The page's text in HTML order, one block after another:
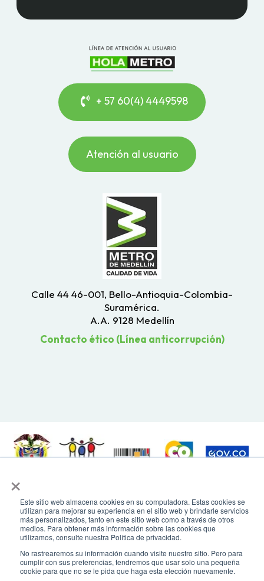
×
Este sitio web almacena cookies en su computadora. Estas cookies se
utilizan para mejorar su experiencia en el sitio web y brindarle servicios
más personalizados, tanto en este sitio web como a través de otros
medios. Para obtener más información sobre las cookies que
utilizamos, consulte nuestra Política de privacidad.
No rastrearemos su información cuando visite nuestro sitio. Pero para
cumplir con sus preferencias, tendremos que usar solo una pequeña
cookie para que no se le pida que haga esta elección nuevamente.
+ 57 60(4) 4449598
Atención al usuario
Calle 44 46-001, Bello-Antioquia-Colombia-
Suramérica.
A.A. 9128 Medellín
Contacto ético (Línea anticorrupción)
Todos los derechos reservados. Recomendamos usar una resolución de
pantalla de 1024 x 768. Para mayor compatibilidad, utilizar microsoft
Edge, Google Chrome o Mozilla Firefox